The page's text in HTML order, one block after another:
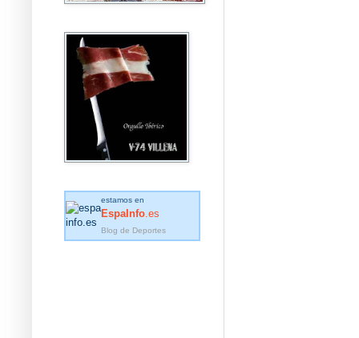
estamos en
EspaInfo .es
Blog de Deportes